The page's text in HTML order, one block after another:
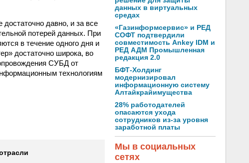
давно, и за все
потерей данных. При
в течение одного дня и
достаточно широка, во
СУБД от
технологиям
данных в виртуальных
средах
«Газинформсервис» и РЕД
СОФТ подтвердили
совместимость Ankey IDM и
РЕД АДМ Промышленная
редакция 2.0
БФТ-Холдинг
модернизировал
информационную систему
Алтайкрайимущества
28% работодателей
опасаются ухода
сотрудников из-за уровня
заработной платы
Мы в социальных
сетях